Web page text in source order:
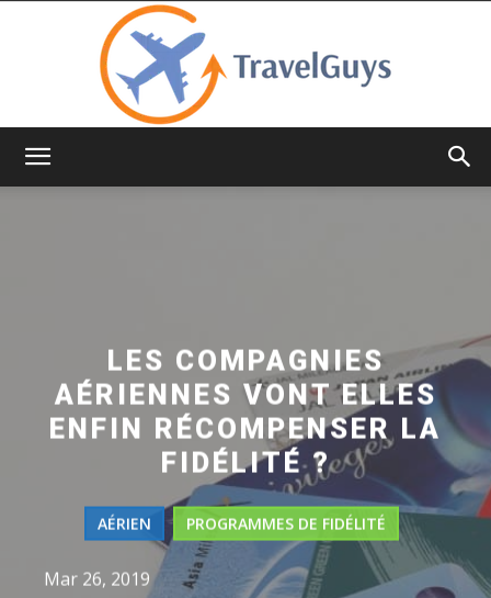
LES COMPAGNIES
AÉRIENNES VONT ELLES
ENFIN RÉCOMPENSER LA
FIDÉLITÉ ?
AÉRIEN PROGRAMMES DE FIDÉLITÉ
Mar 26, 2019